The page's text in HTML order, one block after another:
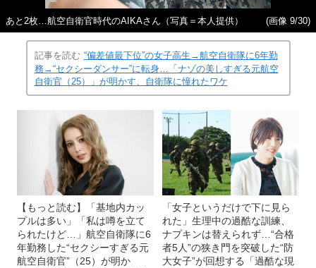
あと2枚…航空自衛官時代のAIKAさん（写真＝本人提供） (画像 9/30)
記事を読む “偏差値最下位”の女子高生→航空自衛隊に6年勤
務→“セクシーダンサー”に転身…「ナゾの美しすぎる元航空
自衛官（25）」が明かす、自衛隊に憧れたワケ
【もっと読む】「基地内カッ
プルは多い」「私は噂を立て
られたけど…」航空自衛隊に6
年勤務した“セクシーすぎる元
航空自衛官”（25）が明か
「女子というだけで下に見ら
れた」生理中の過酷な訓練、
ナプキンは替えられず…“合格
者5人”の狭き門を突破した“防
大女子”が回想する「過酷な現